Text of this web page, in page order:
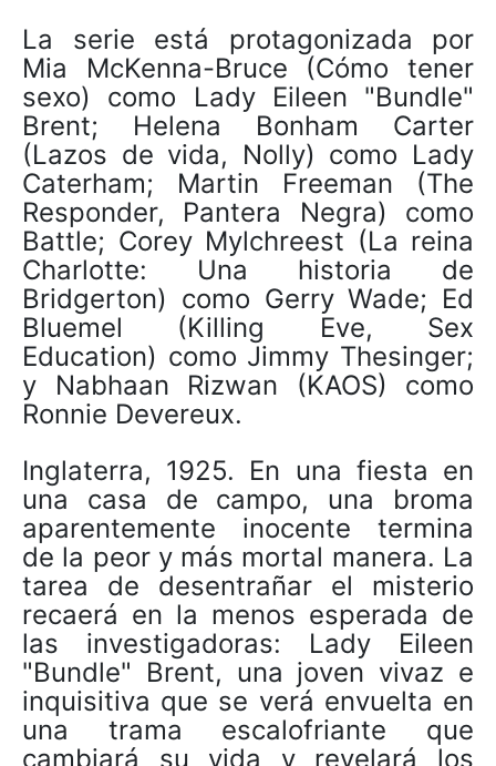
La serie está protagonizada por
Mia McKenna-Bruce (Cómo tener
sexo) como Lady Eileen "Bundle"
Brent; Helena Bonham Carter
(Lazos de vida, Nolly) como Lady
Caterham; Martin Freeman (The
Responder, Pantera Negra) como
Battle; Corey Mylchreest (La reina
Charlotte: Una historia de
Bridgerton) como Gerry Wade; Ed
Bluemel (Killing Eve, Sex
Education) como Jimmy Thesinger;
y Nabhaan Rizwan (KAOS) como
Ronnie Devereux.
Inglaterra, 1925. En una fiesta en
una casa de campo, una broma
aparentemente inocente termina
de la peor y más mortal manera. La
tarea de desentrañar el misterio
recaerá en la menos esperada de
las investigadoras: Lady Eileen
"Bundle" Brent, una joven vivaz e
inquisitiva que se verá envuelta en
una trama escalofriante que
cambiará su vida y revelará los